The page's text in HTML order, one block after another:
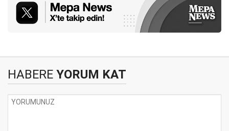
HABERE YORUM KAT